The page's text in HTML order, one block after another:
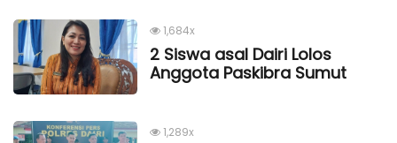
1,684x
2 Siswa asal Dairi Lolos
Anggota Paskibra Sumut
1,289x